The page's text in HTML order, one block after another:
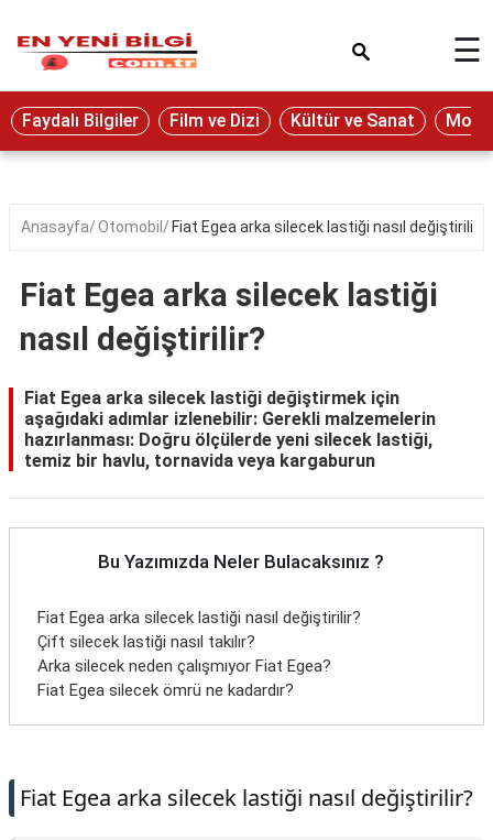
Eğitim
Ekonomi
Seyahat
Oyun
Yaşam
Hukuk
Blog
☰
Faydalı Bilgiler Film ve Dizi Kültür ve Sanat
Anasayfa Otomobil Fiat Egea arka silecek lastiği nasıl değiştirilir?
Fiat Egea arka silecek lastiği
nasıl değiştirilir?
Fiat Egea arka silecek lastiği değiştirmek için
aşağıdaki adımlar izlenebilir: Gerekli malzemelerin
hazırlanması: Doğru ölçülerde yeni silecek lastiği,
temiz bir havlu, tornavida veya kargaburun
Bu Yazımızda Neler Bulacaksınız ?
Fiat Egea arka silecek lastiği nasıl değiştirilir?
Çift silecek lastiği nasıl takılır?
Arka silecek neden çalışmıyor Fiat Egea?
Fiat Egea silecek ömrü ne kadardır?
Fiat Egea arka silecek lastiği nasıl değiştirilir?